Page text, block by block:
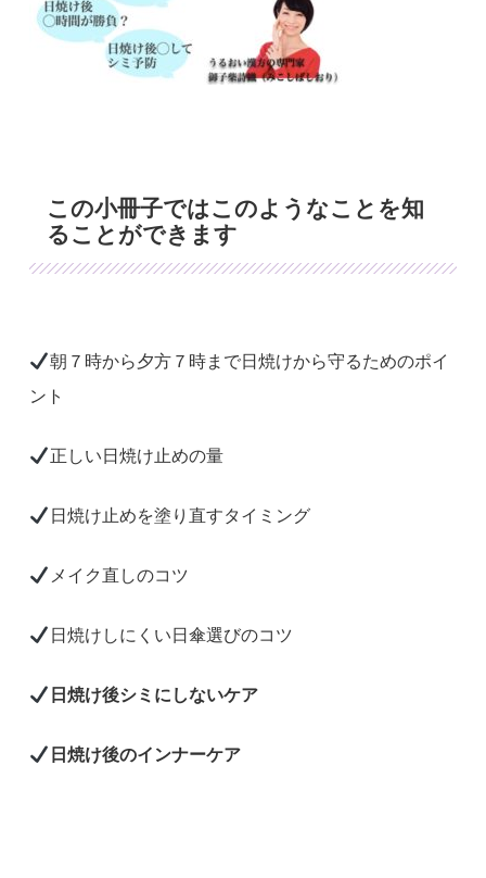
この小冊子ではこのようなことを知
ることができます
朝７時から夕方７時まで日焼けから守るためのポイ
ント
正しい日焼け止めの量
日焼け止めを塗り直すタイミング
メイク直しのコツ
日焼けしにくい日傘選びのコツ
日焼け後シミにしないケア
日焼け後のインナーケア